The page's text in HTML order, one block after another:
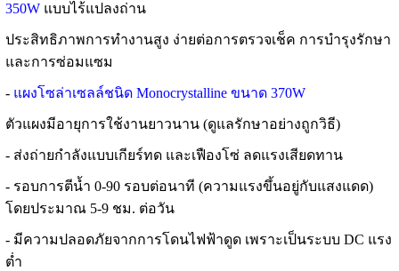
350Wแบบไร้แปลงถ่าน
ประสิทธิภาพการทำงานสูง ง่ายต่อการตรวจเช็ค การบำรุงรักษา
และการซ่อมแซม
- แผงโซล่าเซลล์ชนิด Monocrystalline ขนาด 370W
ตัวแผงมีอายุการใช้งานยาวนาน (ดูแลรักษาอย่างถูกวิธี)
- ส่งถ่ายกำลังแบบเกียร์ทด และเฟืองโซ่ ลดแรงเสียดทาน
- รอบการตีน้ำ 0-90 รอบต่อนาที (ความแรงขึ้นอยู่กับแสงแดด)
โดยประมาณ 5-9 ชม. ต่อวัน
- มีความปลอดภัยจากการโดนไฟฟ้าดูด เพราะเป็นระบบ DC แรง
ต่ำ